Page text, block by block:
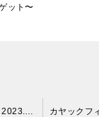
ット〜
カヤックフィッシング 2023.10.9 〜最後まで投げまくりました…〜